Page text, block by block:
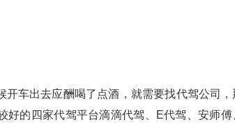
车出去应酬喝了点酒，就需要找代驾公司
好的四家代驾平台滴滴代驾、E代驾、安师